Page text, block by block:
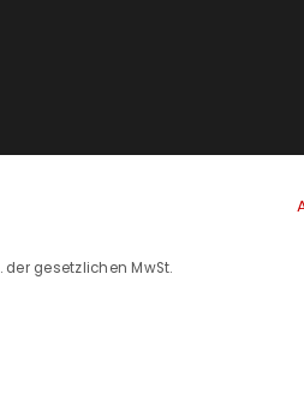
der gesetzlichen MwSt.